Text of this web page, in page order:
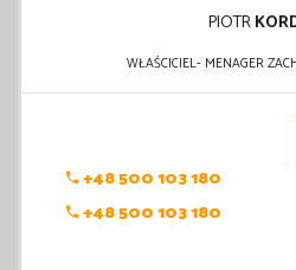
PIOTR
WŁAŚCICIEL- MENAGER
+48 500 103 180
+48 500 103 180